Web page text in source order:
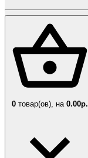
0 товар(ов), на 0.00р.